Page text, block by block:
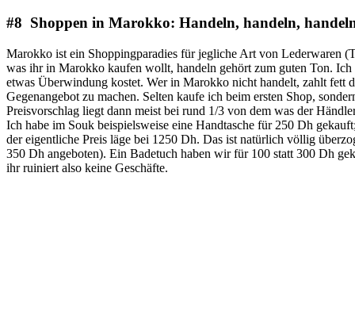
#8 Shoppen in Marokko: Handeln, handeln,
Marokko ist ein Shoppingparadies für jegliche Art von Lederwaren
was ihr in Marokko kaufen wollt, handeln gehört zum guten Ton.
etwas Überwindung kostet. Wer in Marokko nicht handelt, zahlt fett
Gegenangebot zu machen. Selten kaufe ich beim ersten Shop,
Preisvorschlag liegt dann meist bei rund 1/3 von dem was der
Ich habe im Souk beispielsweise eine Handtasche für 250 Dh
der eigentliche Preis läge bei 1250 Dh. Das ist natürlich völlig
350 Dh angeboten). Ein Badetuch haben wir für 100 statt 300 Dh
ihr ruiniert also keine Geschäfte.